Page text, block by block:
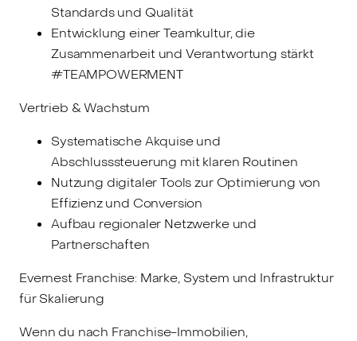
Standards und Qualität
Entwicklung einer Teamkultur, die
Zusammenarbeit und Verantwortung stärkt
#TEAMPOWERMENT
Vertrieb & Wachstum
Systematische Akquise und
Abschlusssteuerung mit klaren Routinen
Nutzung digitaler Tools zur Optimierung von
Effizienz und Conversion
Aufbau regionaler Netzwerke und
Partnerschaften
Evernest Franchise: Marke, System und Infrastruktur
für Skalierung
Wenn du nach Franchise-Immobilien,